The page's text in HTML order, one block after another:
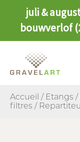
juli &
bouwverlof
Accueil / Etangs /
filtres /